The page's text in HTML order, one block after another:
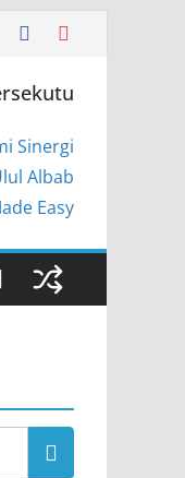
Sinergi
Albab
Easy